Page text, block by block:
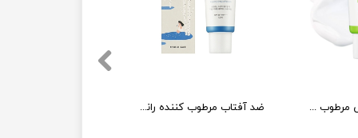
ضد آفتاب مرطوب کننده راندلب 50ml ضد آفتاب فیزیکی مرطوب کننده و تسکین دهنده راندلب 50ml